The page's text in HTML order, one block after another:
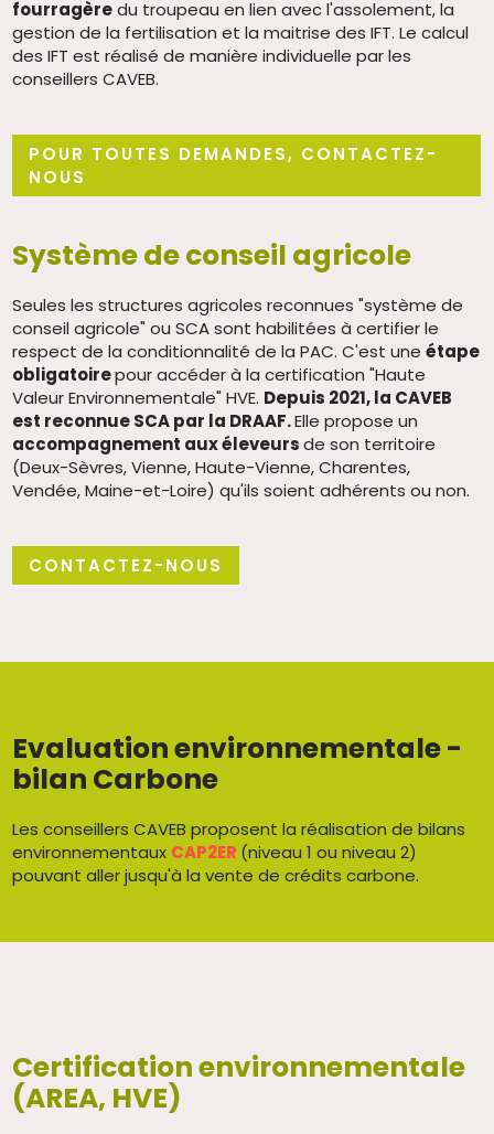
fourragèredu troupeau en lien avec l'assolement, la
gestion de la fertilisation et la maitrise des IFT. Le calcul
des IFT est réalisé de manière individuelle par les
conseillers CAVEB.
POUR TOUTES DEMANDES, CONTACTEZ-
NOUS
Système de conseil agricole
Seules les structures agricoles reconnues "système de
conseil agricole" ou SCA sont habilitées à certifier le
respect de la conditionnalité de la PAC. C'est uneétape
obligatoirepour accéder à la certification "Haute
Valeur Environnementale" HVE. Depuis 2021, la CAVEB
est reconnue SCA par la DRAAF.Elle propose un
accompagnement aux éleveursde son territoire
(Deux-Sèvres, Vienne, Haute-Vienne, Charentes,
Vendée, Maine-et-Loire) qu'ils soient adhérents ou non.
CONTACTEZ-NOUS
Evaluation environnementale -
bilan Carbone
Les conseillers CAVEB proposent la réalisation de bilans
environnementaux CAP2ER (niveau 1 ou niveau 2)
pouvant aller jusqu'à la vente de crédits carbone.
Certification environnementale
(AREA, HVE)